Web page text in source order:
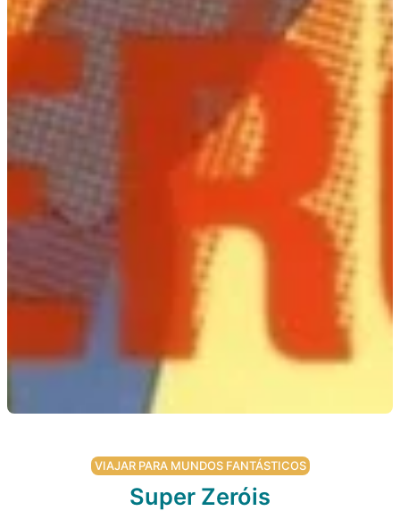
VIAJAR PARA MUNDOS FANTÁSTICOS
Super Zeróis